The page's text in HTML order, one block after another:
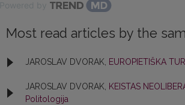
Most read articles by the
JAROSLAV DVORAK, EUROPIETIŠKA
JAROSLAV DVORAK, KEISTAS
Politologija